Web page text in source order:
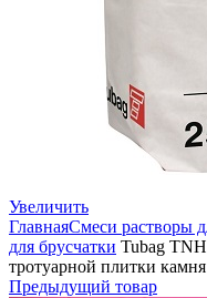
Увеличить
ГлавнаяСмеси растворы
для брусчатки Tubag
тротуарной плитки
Предыдущий товар